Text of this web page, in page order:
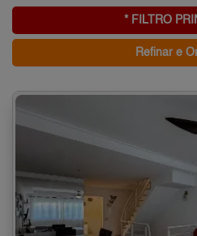
* FILTRO
Refinar e